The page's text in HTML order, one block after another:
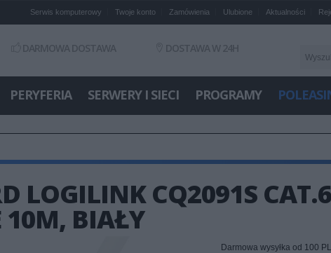
Serwis komputerowy Twoje konto Zamówienia Ulubione Aktualności
DARMOWA DOSTAWA DOSTAWA W 24H
PERYFERIA SERWERY I SIECI PROGRAMY
LOGILINK CQ2091S
10M, BIAŁY
Darmowa wysyłka od 100